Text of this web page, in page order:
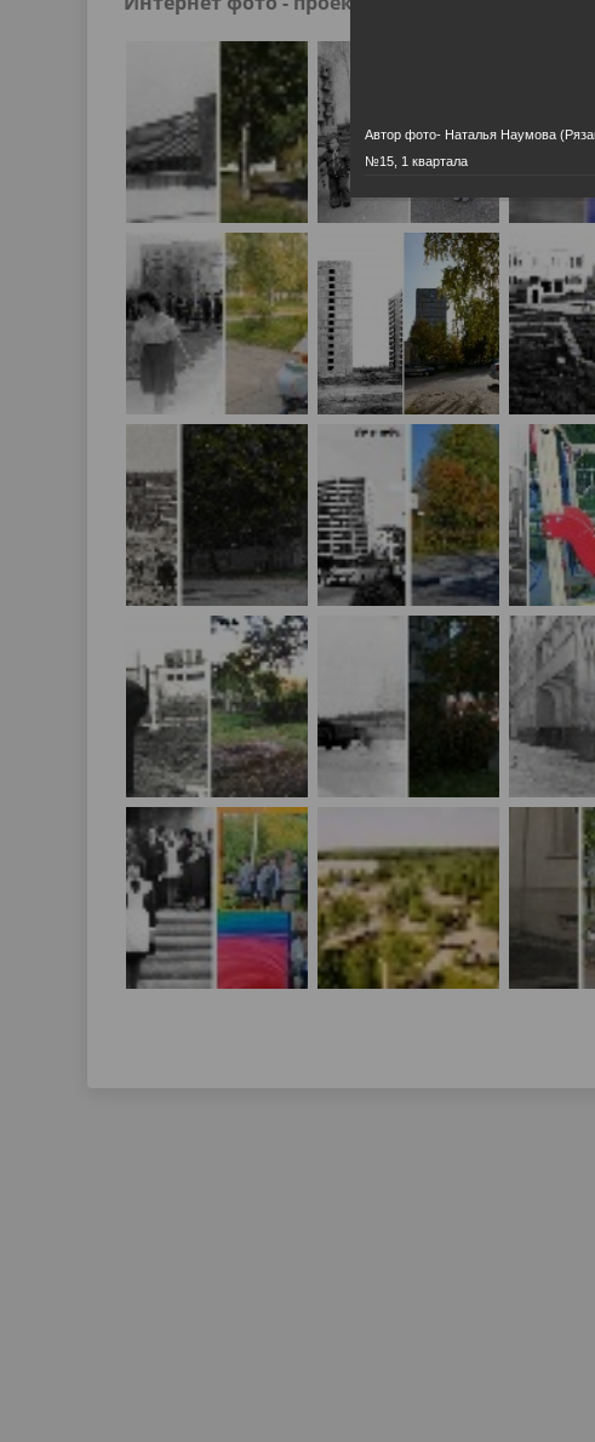
Градостроительная деятельность
условий труда
Координационные и совещательные
Результаты проверок
Автор фото- Наталья Наумова
№15, 1 квартала